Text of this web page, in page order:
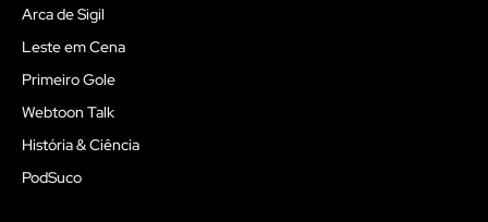
Arca de Sigil
Leste em Cena
Primeiro Gole
Webtoon Talk
História & Ciência
PodSuco